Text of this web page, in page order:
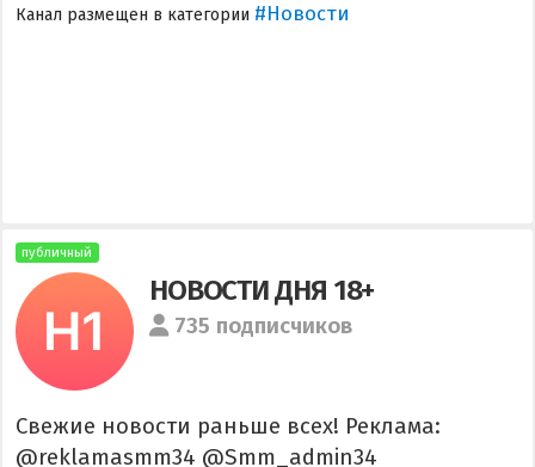
Канал размещен в категории #Новости
публичный
НОВОСТИ ДНЯ 18+
735 подписчиков
Свежие новости раньше всех! Реклама:
@reklamasmm34 @Smm_admin34